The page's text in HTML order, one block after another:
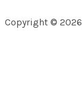
Copyright ©